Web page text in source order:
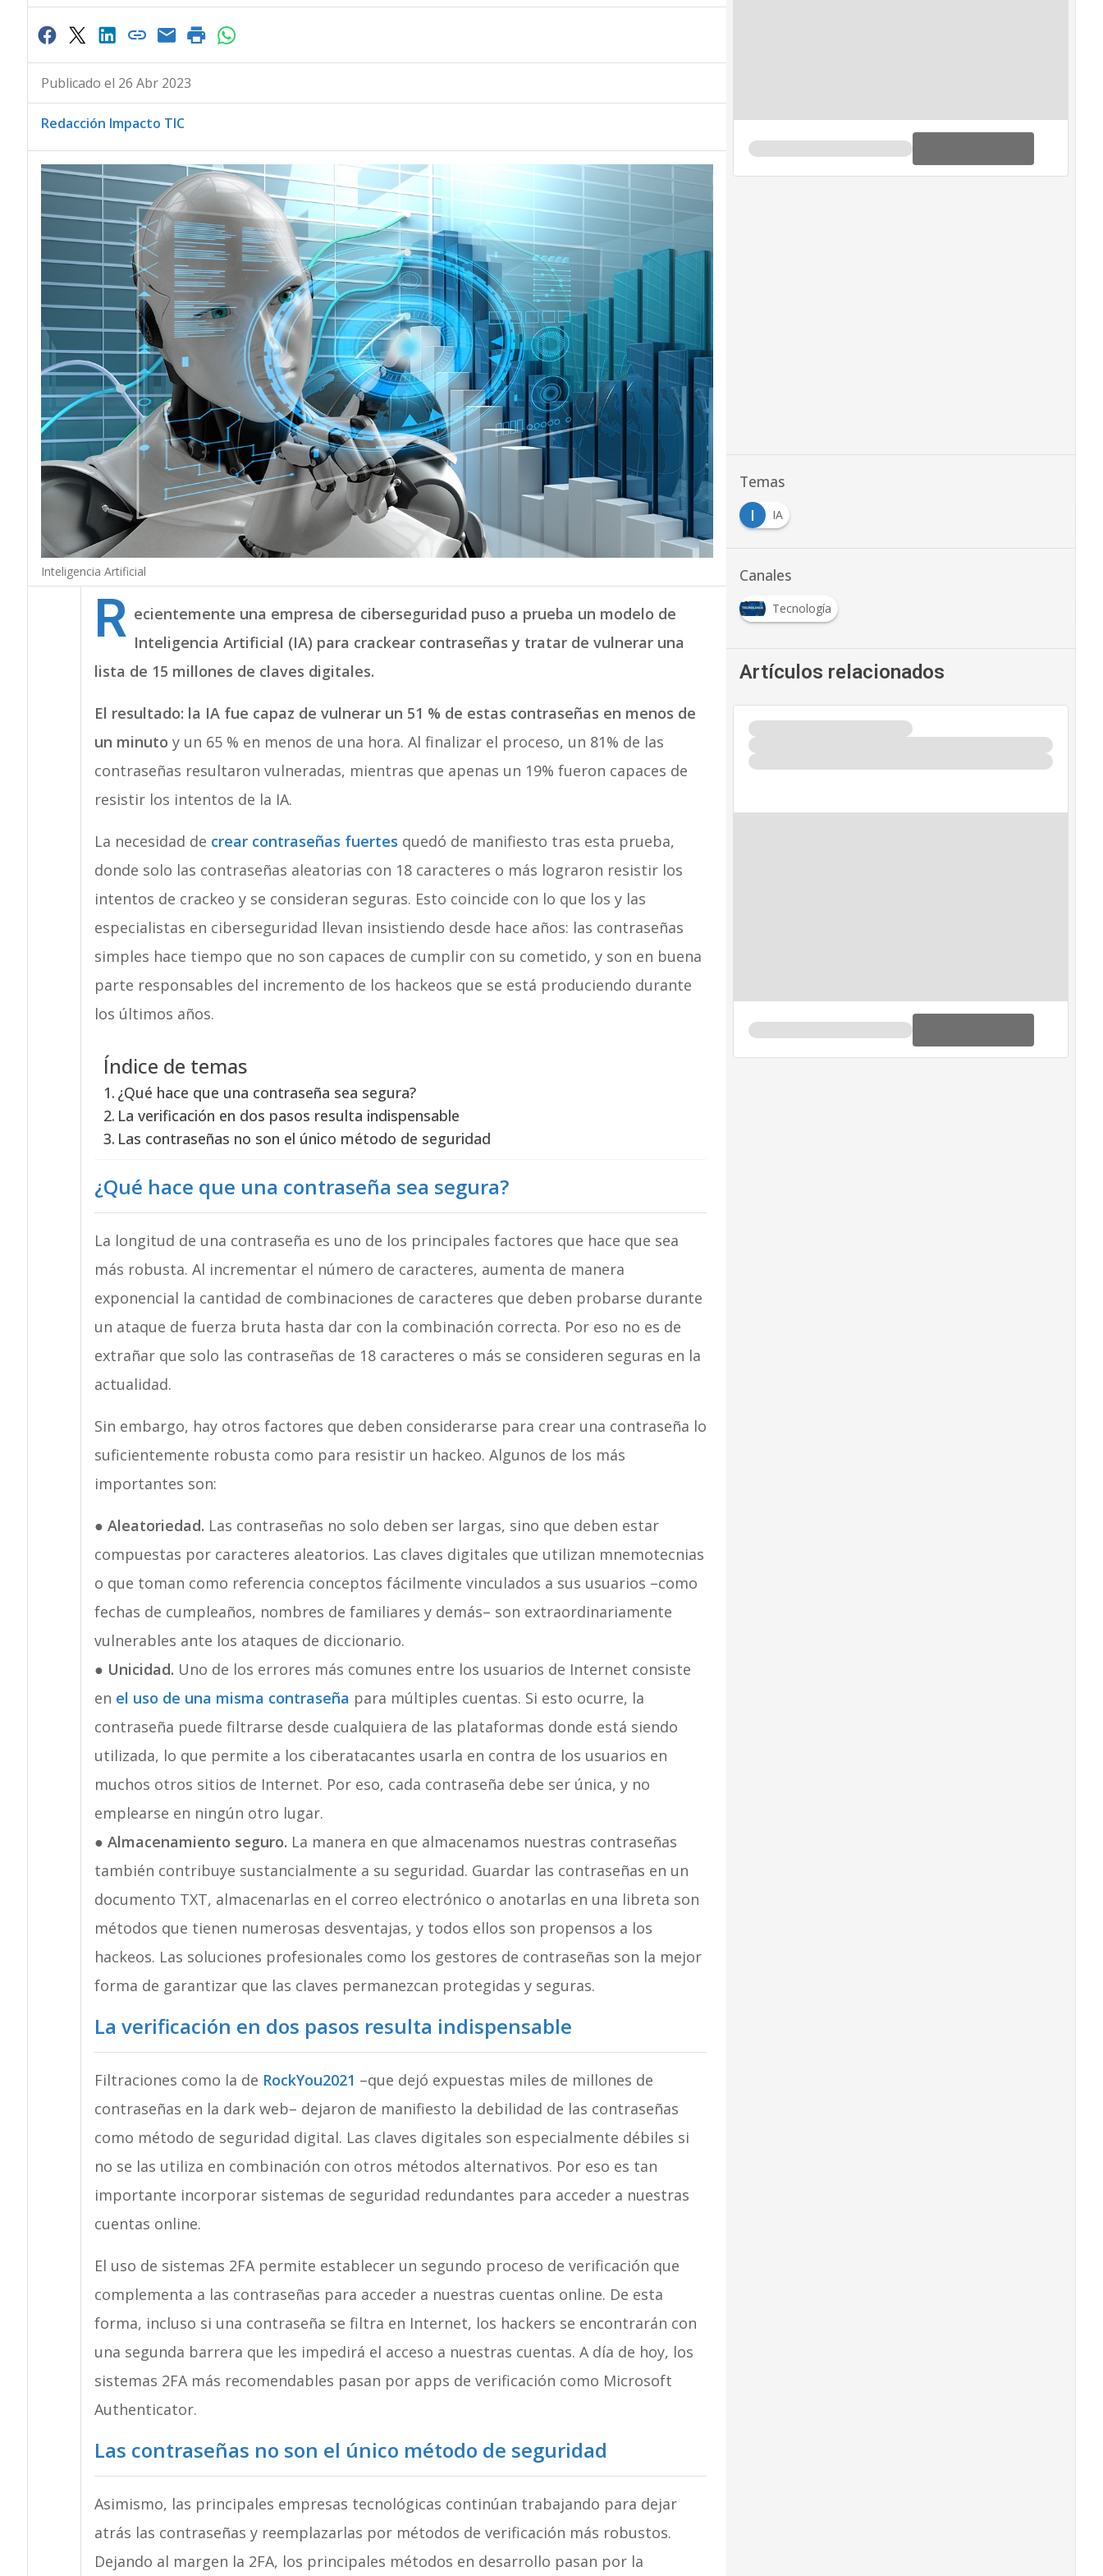
Publicado el 26 Abr 2023
Redacción Impacto TIC
Inteligencia Artificial
R ecientemente una empresa de ciberseguridad puso a prueba un modelo de
Inteligencia Artificial (IA) para crackear contraseñas y tratar de vulnerar una
lista de 15 millones de claves digitales.
El resultado: la IA fue capaz de vulnerar un 51 % de estas contraseñas en menos de
un minuto y un 65 % en menos de una hora. Al finalizar el proceso, un 81% de las
contraseñas resultaron vulneradas, mientras que apenas un 19% fueron capaces de
resistir los intentos de la IA.
La necesidad de crear contraseñas fuertes quedó de manifiesto tras esta prueba,
donde solo las contraseñas aleatorias con 18 caracteres o más lograron resistir los
intentos de crackeo y se consideran seguras. Esto coincide con lo que los y las
especialistas en ciberseguridad llevan insistiendo desde hace años: las contraseñas
simples hace tiempo que no son capaces de cumplir con su cometido, y son en buena
parte responsables del incremento de los hackeos que se está produciendo durante
los últimos años.
Índice de temas
¿Qué hace que una contraseña sea segura?
La verificación en dos pasos resulta indispensable
Las contraseñas no son el único método de seguridad
¿Qué hace que una contraseña sea segura?
La longitud de una contraseña es uno de los principales factores que hace que sea
más robusta. Al incrementar el número de caracteres, aumenta de manera
exponencial la cantidad de combinaciones de caracteres que deben probarse durante
un ataque de fuerza bruta hasta dar con la combinación correcta. Por eso no es de
extrañar que solo las contraseñas de 18 caracteres o más se consideren seguras en la
actualidad.
Sin embargo, hay otros factores que deben considerarse para crear una contraseña lo
suficientemente robusta como para resistir un hackeo. Algunos de los más
importantes son:
● Aleatoriedad. Las contraseñas no solo deben ser largas, sino que deben estar
compuestas por caracteres aleatorios. Las claves digitales que utilizan mnemotecnias
o que toman como referencia conceptos fácilmente vinculados a sus usuarios –como
fechas de cumpleaños, nombres de familiares y demás– son extraordinariamente
vulnerables ante los ataques de diccionario.
● Unicidad. Uno de los errores más comunes entre los usuarios de Internet consiste
en el uso de una misma contraseña para múltiples cuentas. Si esto ocurre, la
contraseña puede filtrarse desde cualquiera de las plataformas donde está siendo
utilizada, lo que permite a los ciberatacantes usarla en contra de los usuarios en
muchos otros sitios de Internet. Por eso, cada contraseña debe ser única, y no
emplearse en ningún otro lugar.
● Almacenamiento seguro. La manera en que almacenamos nuestras contraseñas
también contribuye sustancialmente a su seguridad. Guardar las contraseñas en un
documento TXT, almacenarlas en el correo electrónico o anotarlas en una libreta son
métodos que tienen numerosas desventajas, y todos ellos son propensos a los
hackeos. Las soluciones profesionales como los gestores de contraseñas son la mejor
forma de garantizar que las claves permanezcan protegidas y seguras.
La verificación en dos pasos resulta indispensable
Filtraciones como la de RockYou2021 –que dejó expuestas miles de millones de
contraseñas en la dark web– dejaron de manifiesto la debilidad de las contraseñas
como método de seguridad digital. Las claves digitales son especialmente débiles si
no se las utiliza en combinación con otros métodos alternativos. Por eso es tan
importante incorporar sistemas de seguridad redundantes para acceder a nuestras
cuentas online.
El uso de sistemas 2FA permite establecer un segundo proceso de verificación que
complementa a las contraseñas para acceder a nuestras cuentas online. De esta
forma, incluso si una contraseña se filtra en Internet, los hackers se encontrarán con
una segunda barrera que les impedirá el acceso a nuestras cuentas. A día de hoy, los
sistemas 2FA más recomendables pasan por apps de verificación como Microsoft
Authenticator.
Las contraseñas no son el único método de seguridad
Asimismo, las principales empresas tecnológicas continúan trabajando para dejar
atrás las contraseñas y reemplazarlas por métodos de verificación más robustos.
Dejando al margen la 2FA, los principales métodos en desarrollo pasan por la
Temas
I
IA
Canales
Tecnología
Artículos relacionados